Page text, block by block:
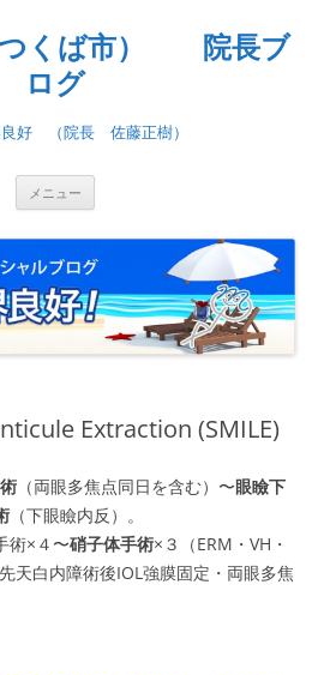
つくば市） 院長ブ
ログ
良好 （院長 佐藤正樹）
メニュー
Extraction (SMILE)
（両眼多焦点同日を含む）〜眼瞼下
（下眼瞼内反）。
術×４〜硝子体手術×３（ERM・VH・
先天白内障術後IOL強膜固定・ 両眼多焦